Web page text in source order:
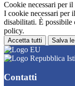
Cookie necessari per
I cookie necessari per
disabilitati. È possibile
policy.
Accetta tutti Salva
Contatti